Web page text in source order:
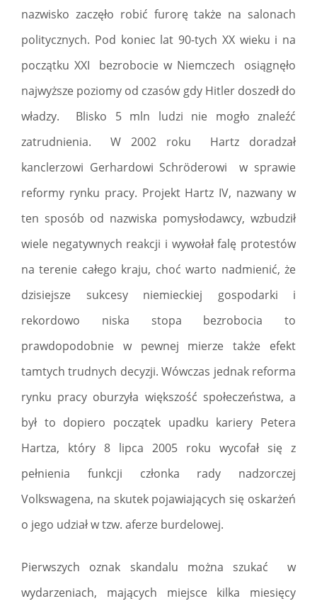
nazwisko zaczęło robić furorę także na salonach
politycznych. Pod koniec lat 90-tych XX wieku i na
początku XXI bezrobocie w Niemczech osiągnęło
najwyższe poziomy od czasów gdy Hitler doszedł do
władzy. Blisko 5 mln ludzi nie mogło znaleźć
zatrudnienia. W 2002 roku Hartz doradzał
kanclerzowi Gerhardowi Schröderowi w sprawie
reformy rynku pracy. Projekt Hartz IV, nazwany w
ten sposób od nazwiska pomysłodawcy, wzbudził
wiele negatywnych reakcji i wywołał falę protestów
na terenie całego kraju, choć warto nadmienić, że
dzisiejsze sukcesy niemieckiej gospodarki i
rekordowo niska stopa bezrobocia to
prawdopodobnie w pewnej mierze także efekt
tamtych trudnych decyzji. Wówczas jednak reforma
rynku pracy oburzyła większość społeczeństwa, a
był to dopiero początek upadku kariery Petera
Hartza, który 8 lipca 2005 roku wycofał się z
pełnienia funkcji członka rady nadzorczej
Volkswagena, na skutek pojawiających się oskarżeń
o jego udział w tzw. aferze burdelowej.
Pierwszych oznak skandalu można szukać w
wydarzeniach, mających miejsce kilka miesięcy